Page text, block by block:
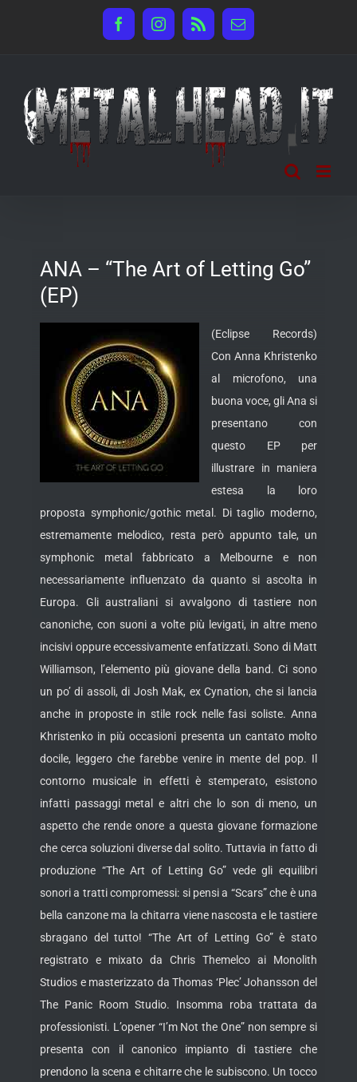
FacebookInstagram
Rss Email
ANA – “The Art of Letting Go”
(EP)
(Eclipse Records)
Con Anna Khristenko
al microfono, una
buona voce, gli Ana si
presentano con
questo EP per
illustrare in maniera
estesa la loro
proposta symphonic/gothic metal. Di taglio moderno,
estremamente melodico, resta però appunto tale, un
symphonic metal fabbricato a Melbourne e non
necessariamente influenzato da quanto si ascolta in
Europa. Gli australiani si avvalgono di tastiere non
canoniche, con suoni a volte più levigati, in altre meno
incisivi oppure eccessivamente enfatizzati. Sono di Matt
Williamson, l’elemento più giovane della band. Ci sono
un po’ di assoli, di Josh Mak, ex Cynation, che si lancia
anche in proposte in stile rock nelle fasi soliste. Anna
Khristenko in più occasioni presenta un cantato molto
docile, leggero che farebbe venire in mente del pop. Il
contorno musicale in effetti è stemperato, esistono
infatti passaggi metal e altri che lo son di meno, un
aspetto che rende onore a questa giovane formazione
che cerca soluzioni diverse dal solito. Tuttavia in fatto di
produzione “The Art of Letting Go” vede gli equilibri
sonori a tratti compromessi: si pensi a “Scars” che è una
bella canzone ma la chitarra viene nascosta e le tastiere
sbragano del tutto! “The Art of Letting Go” è stato
registrato e mixato da Chris Themelco ai Monolith
Studios e masterizzato da Thomas ‘Plec’ Johansson del
The Panic Room Studio. Insomma roba trattata da
professionisti. L’opener “I’m Not the One” non sempre si
presenta con il canonico impianto di tastiere che
prendono la scena e chitarre che le subiscono. Un tocco